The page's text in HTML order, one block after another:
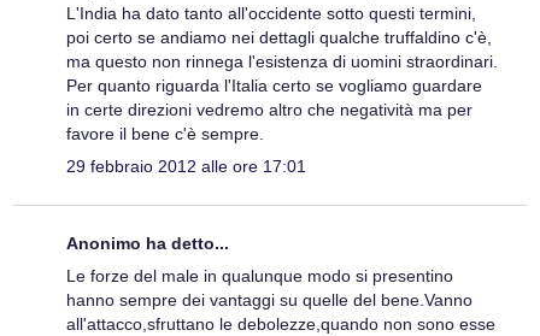
L'India ha dato tanto all'occidente sotto questi termini,
poi certo se andiamo nei dettagli qualche truffaldino c'è,
ma questo non rinnega l'esistenza di uomini straordinari.
Per quanto riguarda l'Italia certo se vogliamo guardare
in certe direzioni vedremo altro che negatività ma per
favore il bene c'è sempre.
29 febbraio 2012 alle ore 17:01
Anonimo ha detto...
Le forze del male in qualunque modo si presentino
hanno sempre dei vantaggi su quelle del bene.Vanno
all'attacco,sfruttano le debolezze,quando non sono esse